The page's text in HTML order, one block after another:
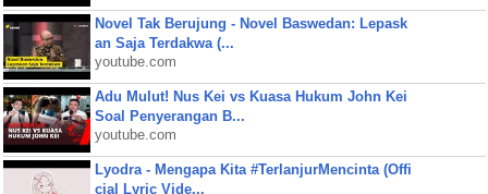
Novel Tak Berujung - Novel Baswedan: Lepask
an Saja Terdakwa (...
youtube.com
Adu Mulut! Nus Kei vs Kuasa Hukum John Kei
Soal Penyerangan B...
youtube.com
Lyodra - Mengapa Kita #TerlanjurMencinta (Offi
cial Lyric Vide...